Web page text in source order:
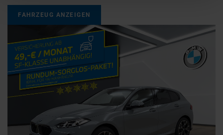
FAHRZEUG ANZEIGEN